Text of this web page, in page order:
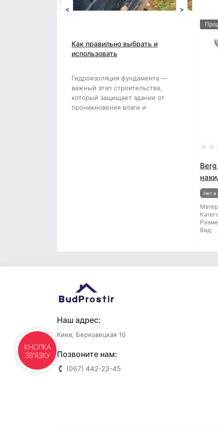
Полипропиленовый мешок
Сетка абразивная
Губки для шлифования
Кельма
Нож и лезвия
Ножницы по металлу
Пилы и ножовки
Емкость строительная
Тачка строительная
Как правильно выбрать и
использовать
Гидроизоляция фундамента —
важный этап строительства,
который защищает здание от
проникновения влаги и
< >
Нет в
Вид:
Наш адрес:
Киев, Берковецкая 10
Позвоните нам:
(067) 442-23-45
КНОПКА
ЗВ'ЯЗКУ